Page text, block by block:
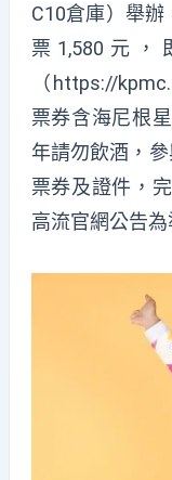
C10倉庫）舉
票1,580元，
（https://
票券含海尼根
年請勿飲酒，
票券及證件，
高流官網公告為